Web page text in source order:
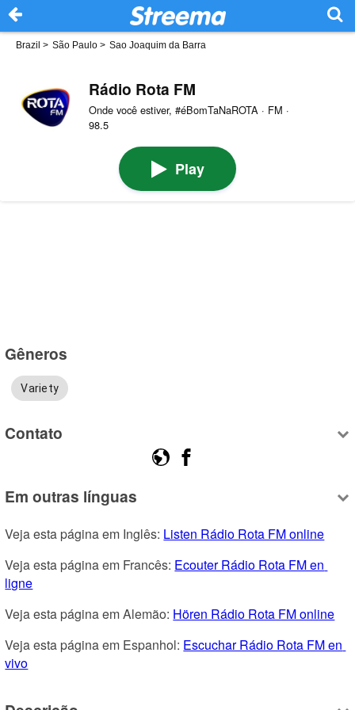
Brazil > São Paulo > Sao Joaquim da Barra
Rádio Rota FM
Onde você estiver, #éBomTaNaROTA · FM ·
98.5
Play
Gêneros
Variety
Contato
Em outras línguas
Veja esta página em Inglês: Listen Rádio Rota FM online
Veja esta página em Francês: Ecouter Rádio Rota FM en
ligne
Veja esta página em Alemão: Hören Rádio Rota FM online
Veja esta página em Espanhol: Escuchar Rádio Rota FM en
vivo